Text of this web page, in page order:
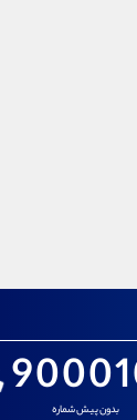
بدون پیش شماره